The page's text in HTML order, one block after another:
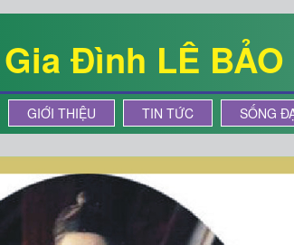
Gia Đình LÊ BẢO
GIỚI THIỆU TIN TỨC SỐNG